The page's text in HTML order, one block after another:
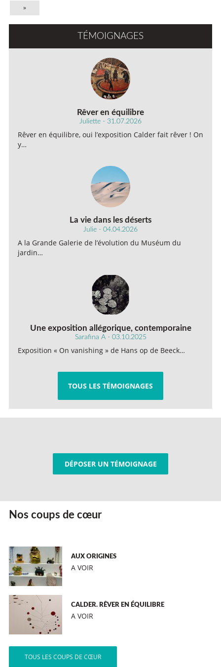
»
TÉMOIGNAGES
Rêver en équilibre
Juliette - 31.07.2026
Rêver en équilibre, oui l’exposition Calder fait rêver ! On
y…
La vie dans les déserts
Julie - 04.04.2026
A la Grande Galerie de l’évolution du Muséum du
jardin…
Une exposition allégorique, contemporaine
Sarafina A - 03.10.2025
Exposition « On vanishing » de Hans op de Beeck…
TOUS LES TÉMOIGNAGES
DÉPOSER UN TÉMOIGNAGE
Nos coups de cœur
AUX ORIGINES
A VOIR
CALDER. RÊVER EN ÉQUILIBRE
A VOIR
TOUS LES COUPS DE CŒUR